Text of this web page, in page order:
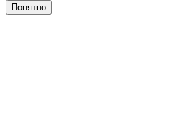
Понятно